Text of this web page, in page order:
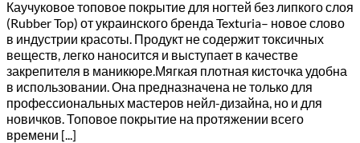
Каучуковое топовое покрытие для ногтей без липкого слоя
(Rubber Top) от украинского бренда Texturia– новое слово
в индустрии красоты. Продукт не содержит токсичных
веществ, легко наносится и выступает в качестве
закрепителя в маникюре.Мягкая плотная кисточка удобна
в использовании. Она предназначена не только для
профессиональных мастеров нейл-дизайна, но и для
новичков. Топовое покрытие на протяжении всего
времени [...]